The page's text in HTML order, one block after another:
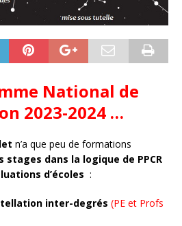
National de
2023-2024 …
n’a que peu de formations
stages dans la logique de PPCR
d’écoles :
inter-degrés (PE et Profs